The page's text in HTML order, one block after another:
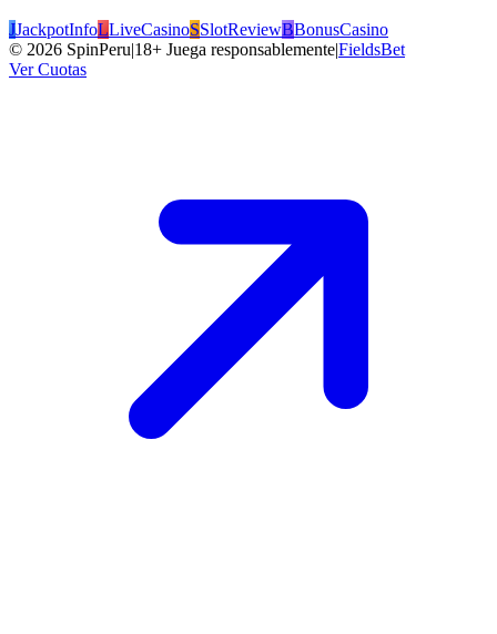
JJackpotInfoLLiveCasinoSSlotReviewBBonusCasino
© 2026 SpinPeru|18+ Juega responsablemente|FieldsBet
Ver Cuotas